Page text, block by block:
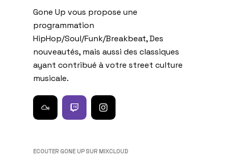
Gone Up vous propose une
programmation
HipHop/Soul/Funk/Breakbeat, Des
nouveautés, mais aussi des classiques
ayant contribué à votre street culture
musicale.
ECOUTER GONE UP SUR MIXCLOUD